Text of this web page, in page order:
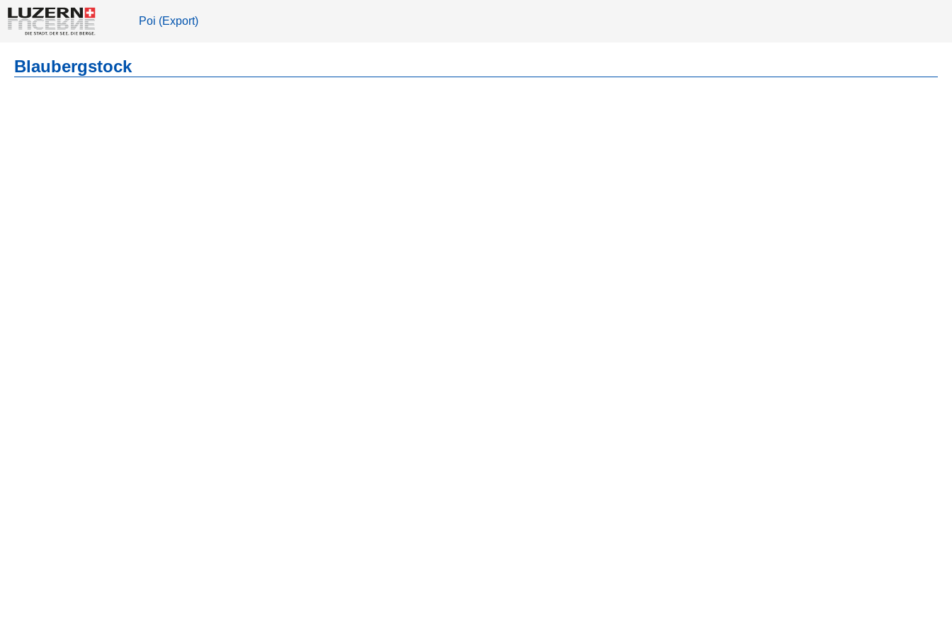
Poi (Export)
Blaubergstock